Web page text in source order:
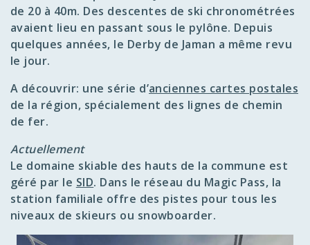
de 20 à 40m. Des descentes de ski chronométrées
avaient lieu en passant sous le pylône. Depuis
quelques années, le Derby de Jaman a même revu
le jour.
A découvrir: une série d’anciennes cartes postales
de la région, spécialement des lignes de chemin
de fer.
Actuellement
Le domaine skiable des hauts de la commune est
géré par le SID. Dans le réseau du Magic Pass, la
station familiale offre des pistes pour tous les
niveaux de skieurs ou snowboarder.